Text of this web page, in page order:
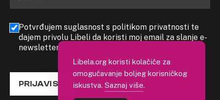
Potvrđujem suglasnost s politikom privatnosti te
dajem privolu Libeli da koristi moj email za slanje e-
newslettera
PRIJAVI SE
Libela.org koristi kolačiće za
omogućavanje boljeg korisničkog
iskustva. Saznaj više.